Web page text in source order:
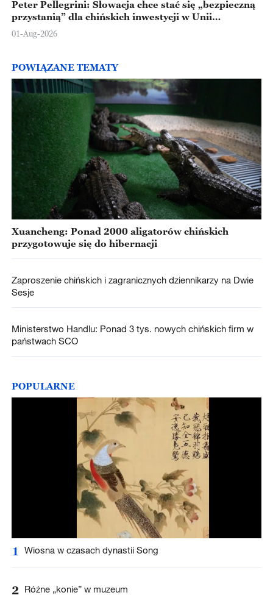
Peter Pellegrini: Słowacja chce stać się „bezpieczną
przystanią” dla chińskich inwestycji w Unii
Europejskiej
01-Aug-2026
POWIĄZANE TEMATY
Xuancheng: Ponad 2000 aligatorów chińskich
przygotowuje się do hibernacji
Zaproszenie chińskich i zagranicznych dziennikarzy na Dwie
Sesje
Ministerstwo Handlu: Ponad 3 tys. nowych chińskich firm w
państwach SCO
POPULARNE
1 Wiosna w czasach dynastii Song
2 Różne „konie” w muzeum